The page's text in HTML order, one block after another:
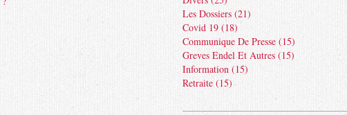
Les Dossiers (21)
Covid 19 (18)
Communique De Presse (15)
Greves Endel Et Autres (15)
Information (15)
Retraite (15)